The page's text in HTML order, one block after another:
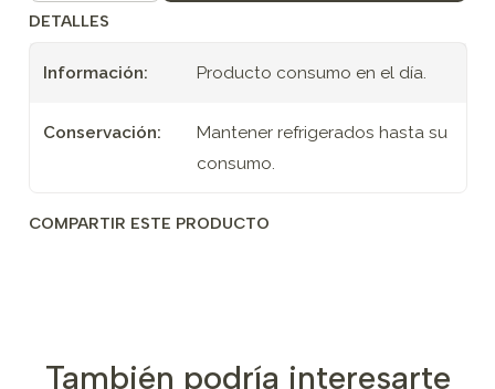
DETALLES
Información: Producto consumo en el día.
Conservación:
Mantener refrigerados hasta su
consumo.
COMPARTIR ESTE PRODUCTO
También podría interesarte